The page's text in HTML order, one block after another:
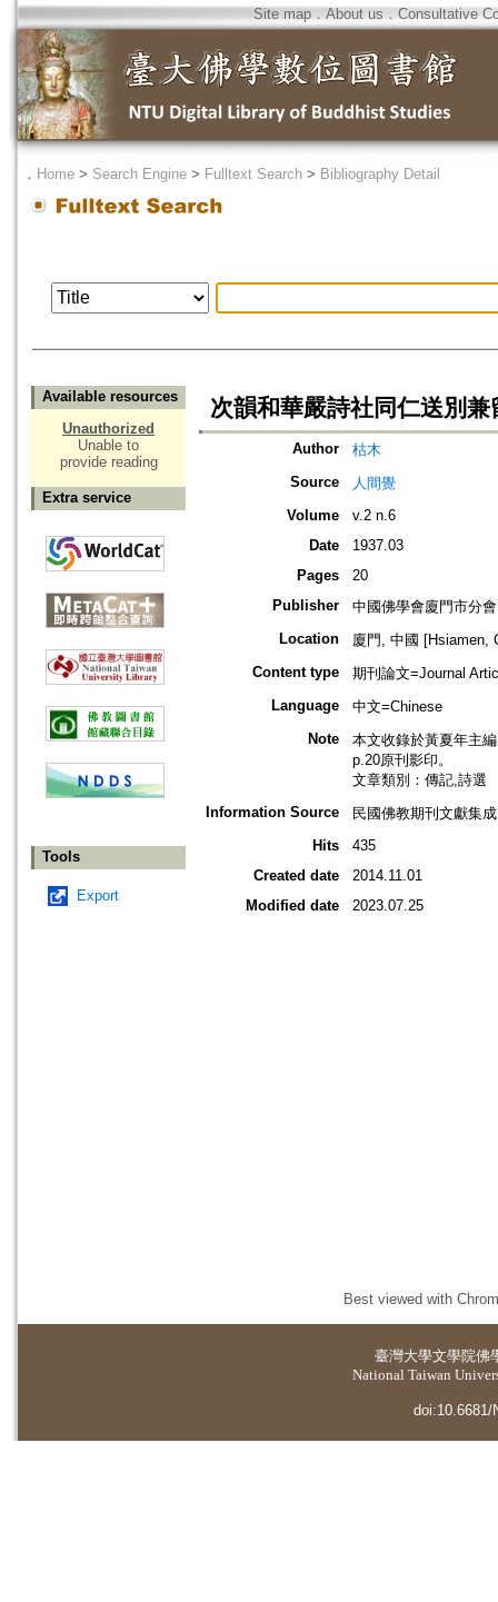
Site map．About us ． Consultative
． Home > Search Engine > Fulltext Search > Bibliography Detail
Available resources
Unauthorized
Unable to
provide reading
Extra service
Tools
Export
次韻和華嚴詩社同仁送別
Author
枯木
Source
人間覺
Volume
v.2 n.6
Date
1937.03
Pages
20
Publisher
中國佛學會廈門市分會
Location
廈門, 中國 [Hsiamen,
Content type
期刊論文=Journal
Language
中文=Chinese
Note
本文收錄於黃夏年主
p.20原刊影印。
文章類別：傳記,詩選
Information Source
民國佛教期刊文獻集
Hits
435
Created date
2014.11.01
Modified date
2023.07.25
Best viewed with
臺灣大學文學院佛
National Taiwan
doi:10.6681/